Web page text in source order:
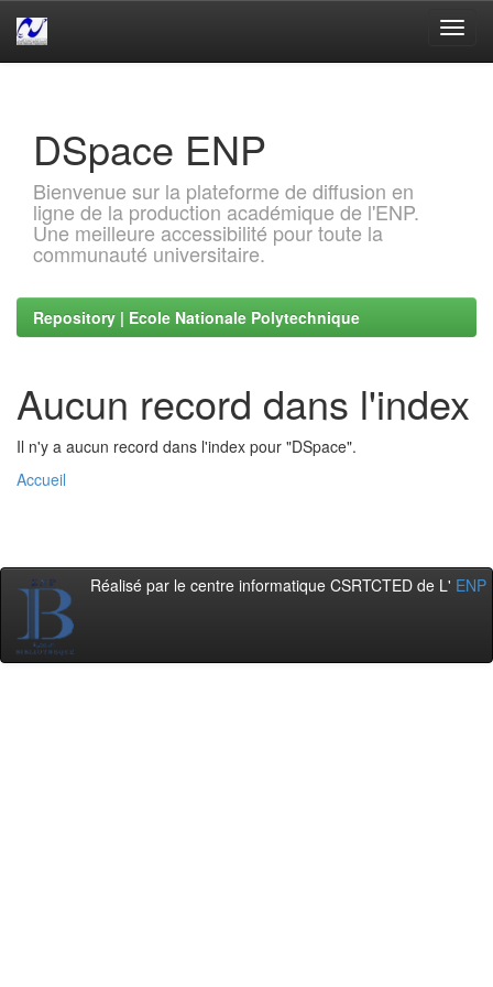
DSpace ENP
Bienvenue sur la plateforme de diffusion en
ligne de la production académique de l'ENP.
Une meilleure accessibilité pour toute la
communauté universitaire.
Repository | Ecole Nationale Polytechnique
Aucun record dans l'index
Il n'y a aucun record dans l'index pour "DSpace".
Accueil
Réalisé par le centre informatique CSRTCTED de L' ENP